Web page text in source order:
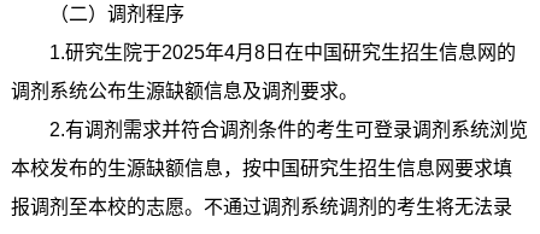
（二）调剂程序
1.研究生院于2025年4月8日在中国研究生招生信息网的
调剂系统公布生源缺额信息及调剂要求。
2.有调剂需求并符合调剂条件的考生可登录调剂系统浏览
本校发布的生源缺额信息，按中国研究生招生信息网要求填
报调剂至本校的志愿。不通过调剂系统调剂的考生将无法录